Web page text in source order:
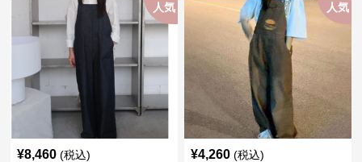
人気
¥8,460 (税込)
人気
¥4,260 (税込)